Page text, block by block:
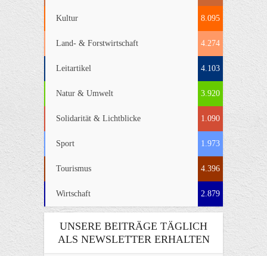
Kultur 8.095
Land- & Forstwirtschaft 4.274
Leitartikel 4.103
Natur & Umwelt 3.920
Solidarität & Lichtblicke 1.090
Sport 1.973
Tourismus 4.396
Wirtschaft 2.879
UNSERE BEITRÄGE TÄGLICH
ALS NEWSLETTER ERHALTEN